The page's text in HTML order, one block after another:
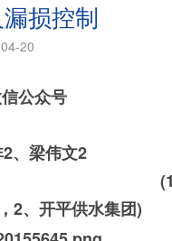
损控制
20
公众号
、梁伟文2
2、开平供水集团)